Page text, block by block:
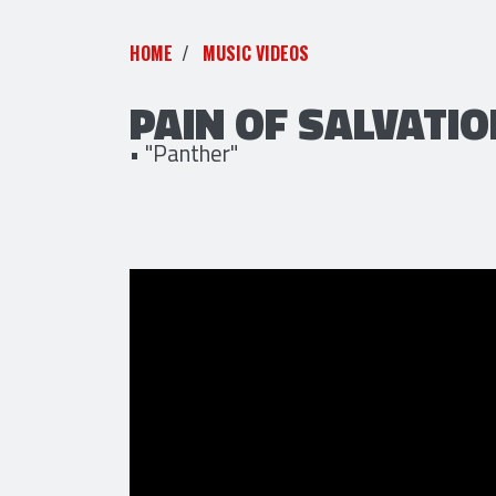
HOME MUSIC VIDEOS
PAIN OF
• "Panther"